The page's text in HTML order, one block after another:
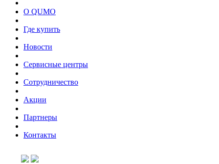
О QUMO
Где купить
Новости
Сервисные центры
Сотрудничество
Акции
Партнеры
Контакты